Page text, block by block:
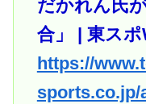
だかれん氏
合」 | 東ス
https://
sports.co.jp/